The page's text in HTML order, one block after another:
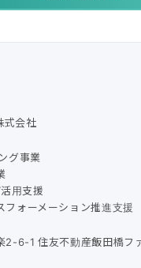
式会社
グ事業
用支援
フォーメーション推進支援
2-6-1 住友不動産飯田橋フ